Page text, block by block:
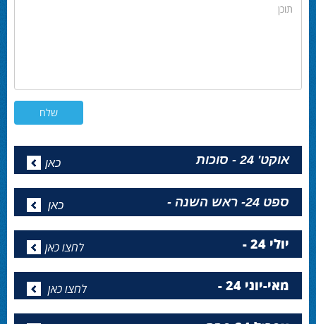
תוכן
אוקט' 24 - סוכות כאן
ספט 24- ראש השנה - כאן
יולי 24 - לחצו כאן
מאי-יוני 24 - לחצו כאן